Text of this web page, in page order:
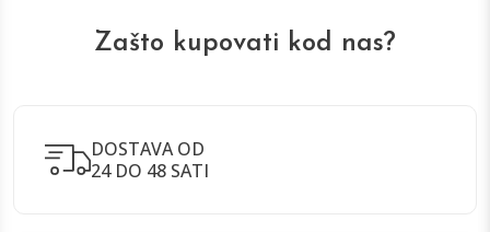
Zašto kupovati kod nas?
DOSTAVA OD
24 DO 48 SATI